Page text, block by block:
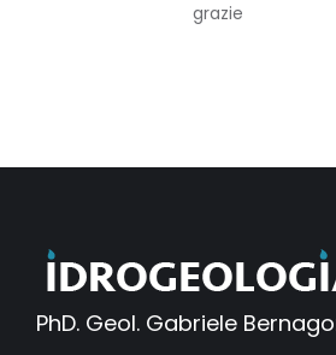
grazie
PhD. Geol. Gabriele